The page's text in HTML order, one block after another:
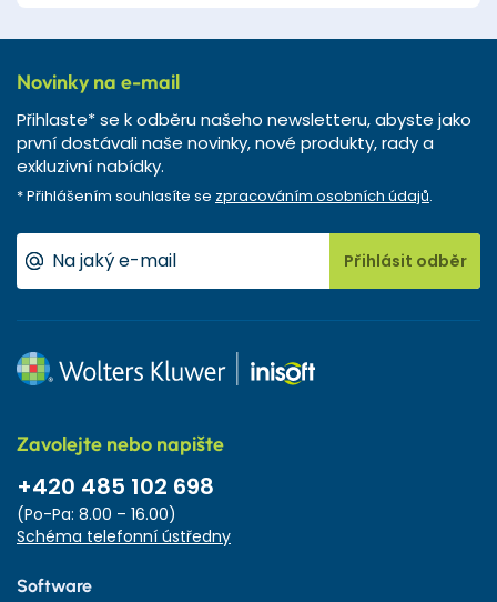
Novinky na e-mail
Přihlaste* se k odběru našeho newsletteru, abyste jako
první dostávali naše novinky, nové produkty, rady a
exkluzivní nabídky.
* Přihlášením souhlasíte se zpracováním osobních údajů.
Přihlásit odběr
Zavolejte nebo napište
+420 485 102 698
(Po-Pa: 8.00 – 16.00)
Schéma telefonní ústředny
Software